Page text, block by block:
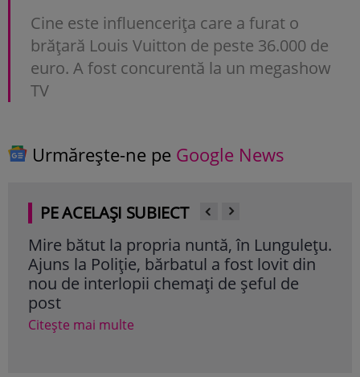
Cine este influencerița care a furat o
brățară Louis Vuitton de peste 36.000 de
euro. A fost concurentă la un megashow
TV
Urmărește-ne pe Google News
PE ACELAȘI SUBIECT
Mire bătut la propria nuntă, în Lungulețu.
Ajuns la Poliție, bărbatul a fost lovit din
nou de interlopii chemați de șeful de
post
Citește mai multe